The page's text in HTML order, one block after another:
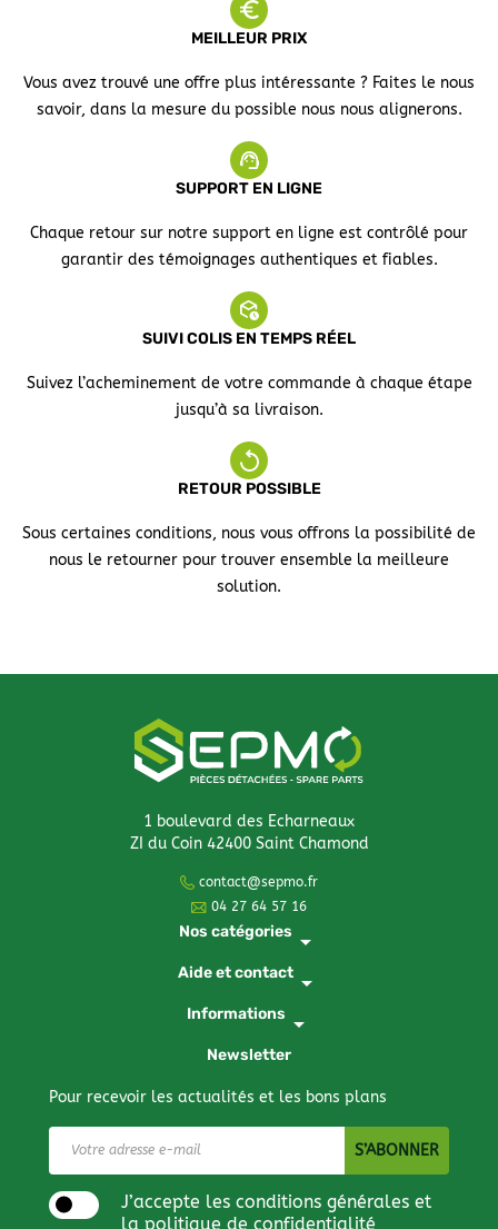
MEILLEUR PRIX
Vous avez trouvé une offre plus intéressante ? Faites le nous
savoir, dans la mesure du possible nous nous alignerons.
SUPPORT EN LIGNE
Chaque retour sur notre support en ligne est contrôlé pour
garantir des témoignages authentiques et fiables.
SUIVI COLIS EN TEMPS RÉEL
Suivez l’acheminement de votre commande à chaque étape
jusqu’à sa livraison.
RETOUR POSSIBLE
Sous certaines conditions, nous vous offrons la possibilité de
nous le retourner pour trouver ensemble la meilleure
solution.
1 boulevard des Echarneaux
ZI du Coin 42400 Saint Chamond
contact@sepmo.fr
04 27 64 57 16
Nos catégories arrow_drop_down
Aide et contact arrow_drop_down
Informations arrow_drop_down
Newsletter
Pour recevoir les actualités et les bons plans
J’accepte les conditions générales et
la politique de confidentialité